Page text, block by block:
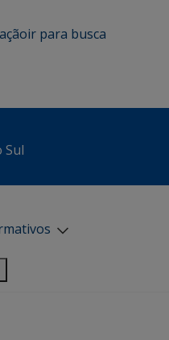
ir para busca
Sul